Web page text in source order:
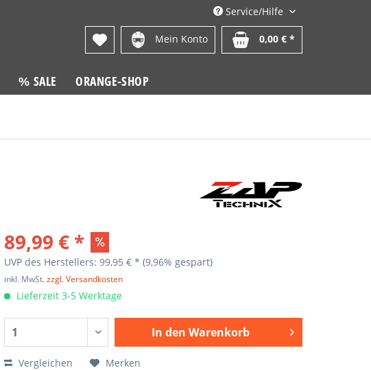
Service/Hilfe
Mein Konto 0,00 € *
% SALE ORANGE-SHOP
89,99 € *
UVP des Herstellers: 99,95 € *(9,96% gespart)
inkl. MwSt.zzgl. Versandkosten
Lieferzeit 3-5 Werktage
In den Warenkorb
Vergleichen Merken